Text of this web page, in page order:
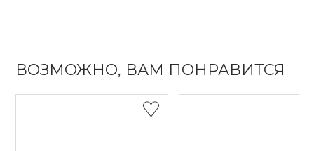
ВОЗМОЖНО, ВАМ ПОНРАВИТСЯ